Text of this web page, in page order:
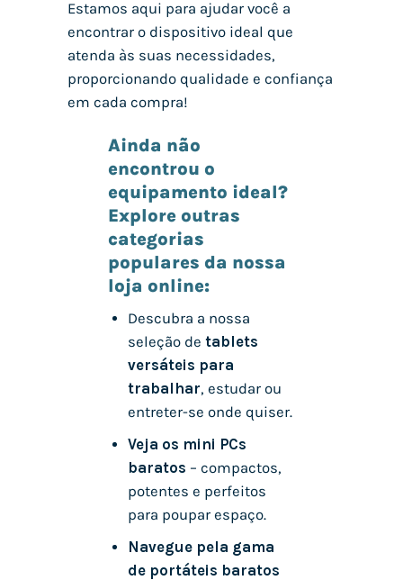
Estamos aqui para ajudar você a
encontrar o dispositivo ideal que
atenda às suas necessidades,
proporcionando qualidade e confiança
em cada compra!
Ainda não
encontrou o
equipamento ideal?
Explore outras
categorias
populares da nossa
loja online:
Descubra a nossa
seleção de tablets
versáteis para
trabalhar, estudar ou
entreter-se onde quiser.
Veja os mini PCs
baratos – compactos,
potentes e perfeitos
para poupar espaço.
Navegue pela gama
de portáteis baratos